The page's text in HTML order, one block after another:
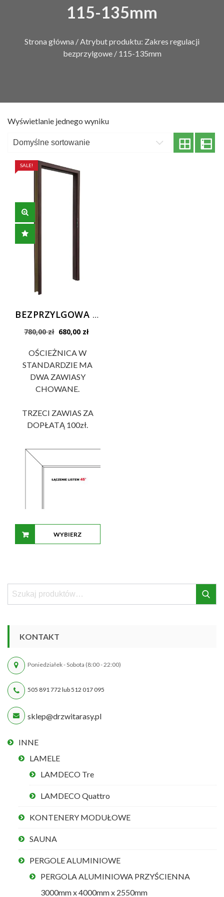
115-135mm
Strona główna / Atrybut produktu: Zakres regulacji
bezprzylgowe / 115-135mm
Wyświetlanie jednego wyniku
SALE!
BEZPRZYLGOWA Standard ościeżnica regulowana kolory Standard do drzwi Prestige i Płycinowych Standard
780,00zł Pierwotna
wynosiła:
780,00 zł.
680,00 zł
OŚCIEŻNICA W
STANDARDZIE MA
DWA ZAWIASY
CHOWANE.
TRZECI ZAWIAS ZA
DOPŁATĄ 100zł.
WYBIERZ
Szukaj: Szukaj
KONTAKT
Poniedziałek - Sobota (8:00 - 22:00)
505 891 772 lub 512 017 095
sklep@drzwitarasy.pl
INNE
LAMELE
LAMDECO Tre
LAMDECO Quattro
KONTENERY MODUŁOWE
SAUNA
PERGOLE ALUMINIOWE
PERGOLA ALUMINIOWA PRZYŚCIENNA
3000mm x 4000mm x 2550mm